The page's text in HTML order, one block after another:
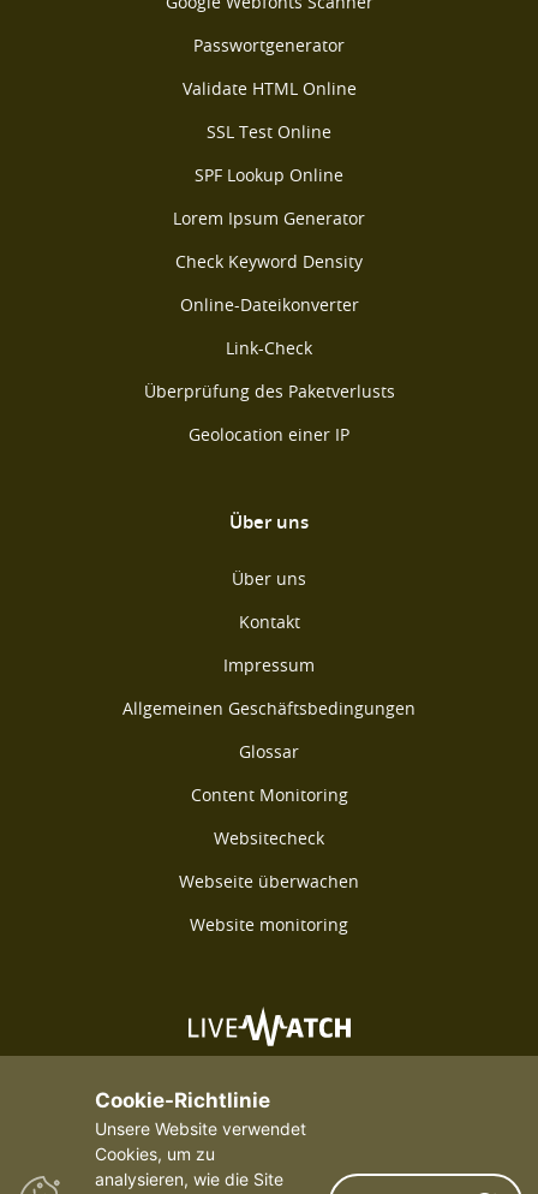
Passwortgenerator
Validate HTML Online
SSL Test Online
SPF Lookup Online
Lorem Ipsum Generator
Check Keyword Density
Online-Dateikonverter
Link-Check
Überprüfung des Paketverlusts
Geolocation einer IP
Über uns
Über uns
Kontakt
Impressum
Allgemeinen Geschäftsbedingungen
Glossar
Content Monitoring
Websitecheck
Webseite überwachen
Website monitoring
Cookie-Richtlinie
Unsere Website verwendet
Cookies, um zu
analysieren, wie die Site